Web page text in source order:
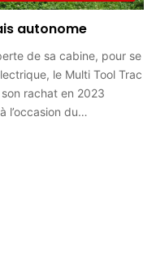
autonome
de sa cabine, pour se
le Multi Tool Trac
rachat en 2023
l’occasion du…